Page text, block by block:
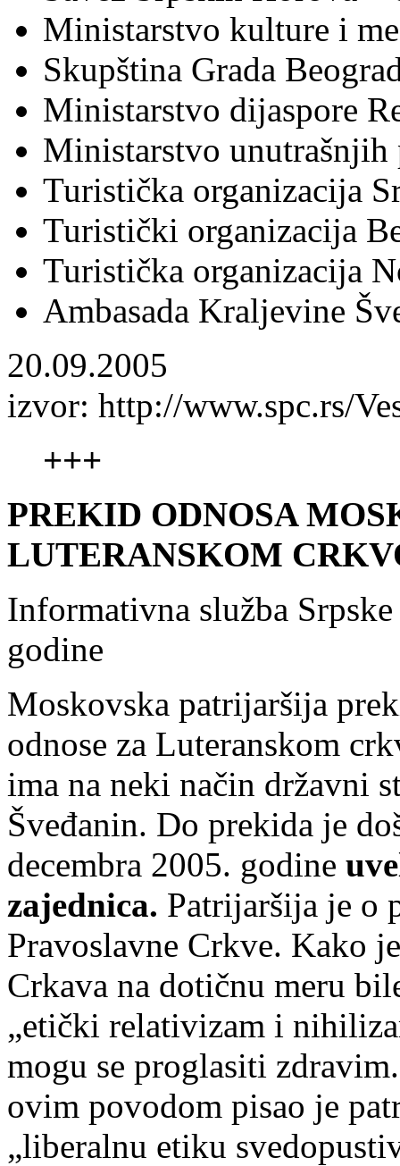
Ministarstvo kulture i
Skupština Grada
Ministarstvo dijaspore
Ministarstvo
Turistička organizacija
Turistički organizacija
Turistička organizacija
Ambasada Kraljevine
20.09.2005
izvor: http://www.spc.rs/
+++
PREKID ODNOSA
LUTERANSKOM
Informativna služba
godine
Moskovska patrijaršija
odnose za Luteranskom
ima na neki način državni
Šveđanin. Do prekida je
decembra 2005. godine
zajednica. Patrijaršija je o
Pravoslavne Crkve. Kako
Crkava na dotičnu meru
„etički relativizam i
mogu se proglasiti
ovim povodom pisao je
„liberalnu etiku